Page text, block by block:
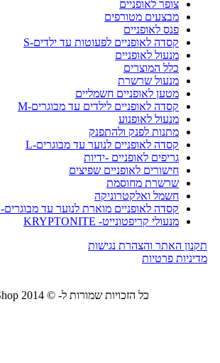
צופר לאופניים
מבצעים מטורפים
פנס לאופניים
קסדה לאופניים לפעוטות עד ילדים-S
מנעול לאופניים
כלל המוצרים
מנעול שרשרת
מטען לאופניים חשמליים
קסדה לאופניים לילדים עד מבוגרים-M
מנעול לאופנוע
מתנות לפנק ולהתפנק
קסדה לאופניים לנוער עד מבוגרים-L
גריפים לאופניים -ידיות
חישורים לאופניים שפיצים
שרשרת מחוסמת
חשמל ואלקטרוניקה
קסדה לאופניים מוארת לנוער עד מבוגרים-L
מנעולי קריפטונייט- KRYPTONITE
תקנון האתר והצהרת נגישות
מדיניות פרטיות
כל הזכויות שמורות ל- © 2014 OrcaShop